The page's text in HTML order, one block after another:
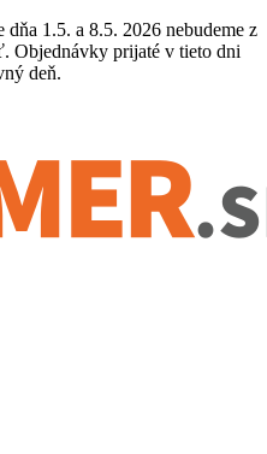
1.5. a 8.5. 2026 nebudeme z
Objednávky prijaté v tieto dni
deň.